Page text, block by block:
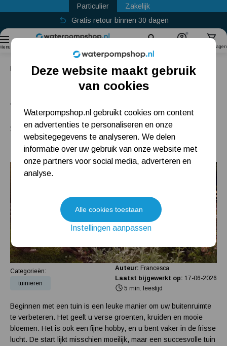
Particulier
Zakelijk
Gratis retour binnen 30 dagen
Winkelwagen
Beregeningspomp
Hydrofoorpomp
Dompelpomp
Pompput
Meest gelezen blogs
Tuin besproeien? Lees hier welke tuinpomp u nodig heeft
Installatie van een beregenings- / hydrofoorpomp
Kelder / kruipruimte ondergelopen, wat nu?
Blog tuinieren
Tuinieren voor beginners: 10
stappen om uw tuin te starten
Categorieën:
tuinieren
Auteur: Francesca
Laatst bijgewerkt op: 17-06-2026
5 min. leestijd
Beginnen met een tuin is een leuke manier om uw buitenruimte
te verbeteren. Het geeft u verse groenten, kruiden en mooie
bloemen. Het is ook een fijne hobby, en u bent vaker in de frisse
lucht. De start lijkt misschien moeilijk, maar een succesvolle tuin
Deze website maakt gebruik
van cookies
Waterpompshop.nl gebruikt cookies om content
en advertenties te personaliseren en onze
websitegegevens te analyseren. We delen
informatie over uw gebruik van onze website met
onze partners voor social media, adverteren en
analyse.
Alle cookies toestaan
Instellingen aanpassen